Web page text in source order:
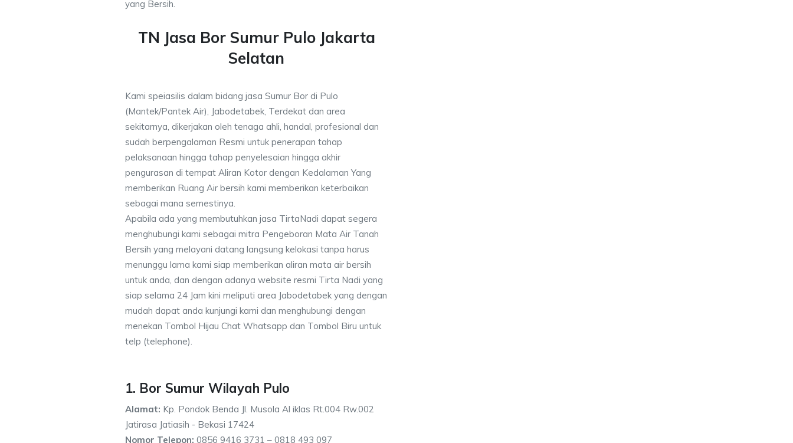
yang Bersih.
TN Jasa Bor Sumur Pulo Jakarta
Selatan
Kami speiasilis dalam bidang jasa Sumur Bor di Pulo
(Mantek/Pantek Air), Jabodetabek, Terdekat dan area
sekitarnya, dikerjakan oleh tenaga ahli, handal, profesional dan
sudah berpengalaman Resmi untuk penerapan tahap
pelaksanaan hingga tahap penyelesaian hingga akhir
pengurasan di tempat Aliran Kotor dengan Kedalaman Yang
memberikan Ruang Air bersih kami memberikan keterbaikan
sebagai mana semestinya.
Apabila ada yang membutuhkan jasa TirtaNadi dapat segera
menghubungi kami sebagai mitra Pengeboran Mata Air Tanah
Bersih yang melayani datang langsung kelokasi tanpa harus
menunggu lama kami siap memberikan aliran mata air bersih
untuk anda, dan dengan adanya website resmi Tirta Nadi yang
siap selama 24 Jam kini meliputi area Jabodetabek yang dengan
mudah dapat anda kunjungi kami dan menghubungi dengan
menekan Tombol Hijau Chat Whatsapp dan Tombol Biru untuk
telp (telephone).
1. Bor Sumur Wilayah Pulo
Alamat: Kp. Pondok Benda Jl. Musola Al iklas Rt.004 Rw.002
Jatirasa Jatiasih - Bekasi 17424
Nomor Telepon: 0856 9416 3731 – 0818 493 097